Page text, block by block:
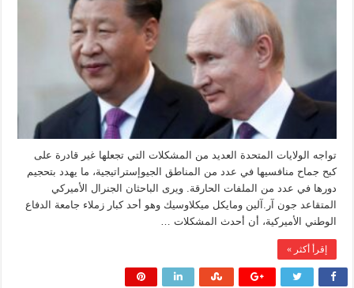
ردع
أعدائها
تواجه الولايات المتحدة العديد من المشكلات التي تجعلها غير قادرة على
كبح جماح منافسيها في عدد من المناطق الجيوإستراتيجية، ما يهدد بتحجيم
دورها في عدد من الملفات الحارقة. ويرى الباحثان الجنرال الأميركي
المتقاعد جون آر.آلين ومايكل ميكلاوسيك وهو أحد كبار زملاء جامعة الدفاع
الوطني الأميركية، أن أحدث المشكلات …
إقرأ أكثر »